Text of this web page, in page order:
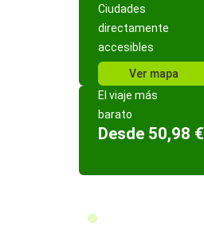
Ciudades
directamente
accesibles
Ver mapa
El viaje más
barato
Desde 50,98 €